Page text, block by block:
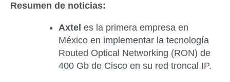
Resumen de noticias:
Axtel es la primera empresa en
México en implementar la tecnología
Routed Optical Networking (RON) de
400 Gb de Cisco en su red troncal IP.